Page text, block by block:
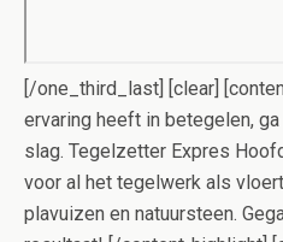
[/one_third_last] [clear]
ervaring heeft in betegelen,
slag. Tegelzetter Expres
voor al het tegelwerk als
plavuizen en natuursteen.